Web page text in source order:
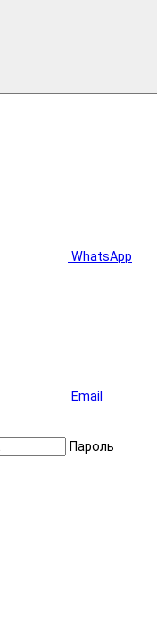
WhatsApp
Email
Пароль